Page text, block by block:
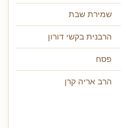
שמירת שבת
הרבנית בקשי דורון
פסח
הרב אריה קרן